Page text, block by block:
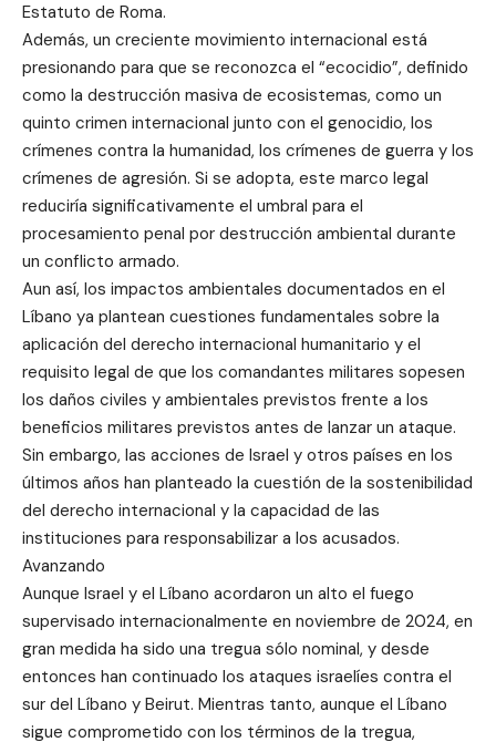
Estatuto de Roma.
Además, un creciente movimiento internacional está
presionando para que se reconozca el “ecocidio”, definido
como la destrucción masiva de ecosistemas, como un
quinto crimen internacional junto con el genocidio, los
crímenes contra la humanidad, los crímenes de guerra y los
crímenes de agresión. Si se adopta, este marco legal
reduciría significativamente el umbral para el
procesamiento penal por destrucción ambiental durante
un conflicto armado.
Aun así, los impactos ambientales documentados en el
Líbano ya plantean cuestiones fundamentales sobre la
aplicación del derecho internacional humanitario y el
requisito legal de que los comandantes militares sopesen
los daños civiles y ambientales previstos frente a los
beneficios militares previstos antes de lanzar un ataque.
Sin embargo, las acciones de Israel y otros países en los
últimos años han planteado la cuestión de la sostenibilidad
del derecho internacional y la capacidad de las
instituciones para responsabilizar a los acusados.
Avanzando
Aunque Israel y el Líbano acordaron un alto el fuego
supervisado internacionalmente en noviembre de 2024, en
gran medida ha sido una tregua sólo nominal, y desde
entonces han continuado los ataques israelíes contra el
sur del Líbano y Beirut. Mientras tanto, aunque el Líbano
sigue comprometido con los términos de la tregua,